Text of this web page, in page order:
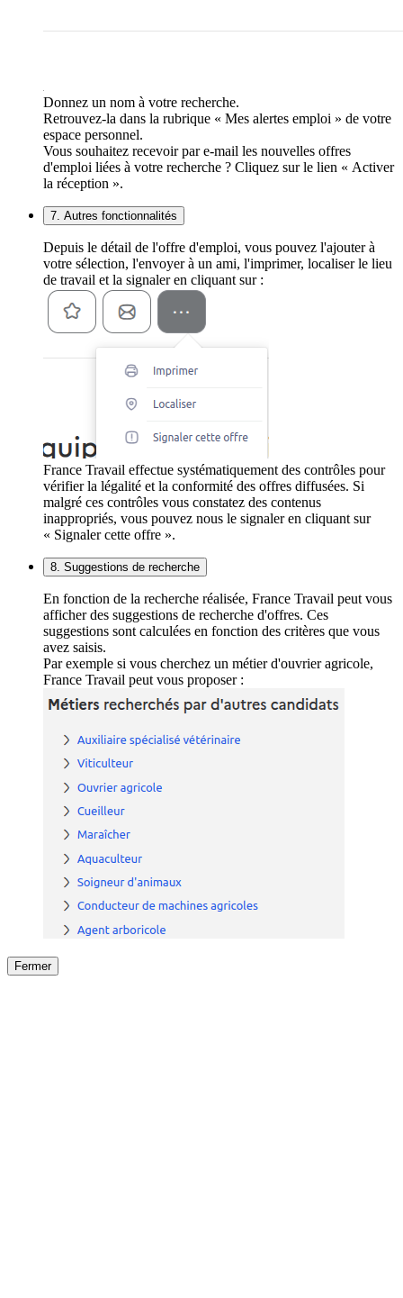
Donnez un nom à votre recherche.
Retrouvez-la dans la rubrique « Mes alertes emploi » de votre
espace personnel.
Vous souhaitez recevoir par e-mail les nouvelles offres
d'emploi liées à votre recherche ? Cliquez sur le lien « Activer
la réception ».
7. Autres fonctionnalités
Depuis le détail de l'offre d'emploi, vous pouvez l'ajouter à
votre sélection, l'envoyer à un ami, l'imprimer, localiser le lieu
de travail et la signaler en cliquant sur :
France Travail effectue systématiquement des contrôles pour
vérifier la légalité et la conformité des offres diffusées. Si
malgré ces contrôles vous constatez des contenus
inappropriés, vous pouvez nous le signaler en cliquant sur
« Signaler cette offre ».
8. Suggestions de recherche
En fonction de la recherche réalisée, France Travail peut vous
afficher des suggestions de recherche d'offres. Ces
suggestions sont calculées en fonction des critères que vous
avez saisis.
Par exemple si vous cherchez un métier d'ouvrier agricole,
France Travail peut vous proposer :
Fermer